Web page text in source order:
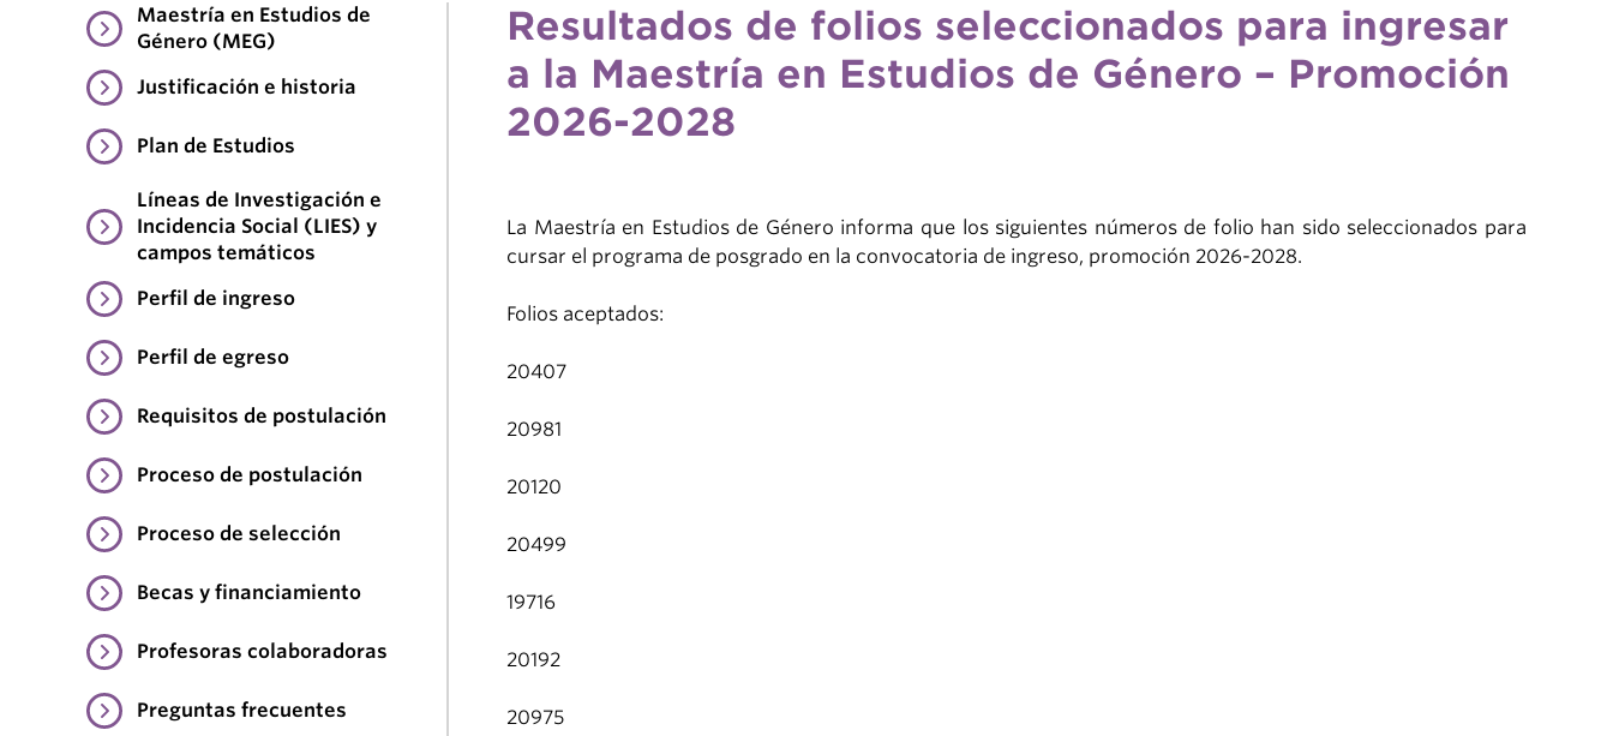
Maestría en Estudios de
Género (MEG)
Justificación e historia
Plan de Estudios
Líneas de Investigación e
Incidencia Social (LIES) y
campos temáticos
Perfil de ingreso
Perfil de egreso
Requisitos de postulación
Proceso de postulación
Proceso de selección
Becas y financiamiento
Profesoras colaboradoras
Preguntas frecuentes
Resultados de folios seleccionados para ingresar
a la Maestría en Estudios de Género – Promoción
2026-2028
La Maestría en Estudios de Género informa que los siguientes números de folio han sido seleccionados para
cursar el programa de posgrado en la convocatoria de ingreso, promoción 2026-2028.
Folios aceptados:
20407
20981
20120
20499
19716
20192
20975